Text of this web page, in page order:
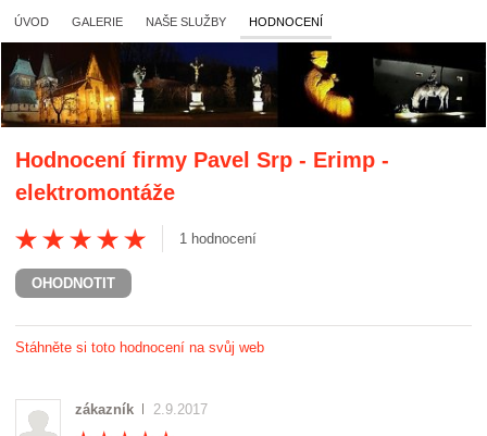
ÚVOD GALERIE NAŠE SLUŽBY HODNOCENÍ
Hodnocení firmy Pavel Srp - Erimp -
elektromontáže
1 hodnocení
OHODNOTIT
Stáhněte si toto hodnocení na svůj web
zákazník 2.9.2017